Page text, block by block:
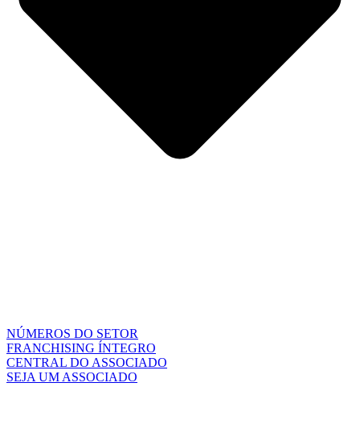
NÚMEROS DO SETOR
FRANCHISING ÍNTEGRO
CENTRAL DO ASSOCIADO
SEJA UM ASSOCIADO